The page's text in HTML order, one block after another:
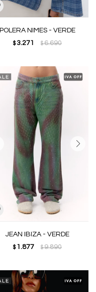
POLERA NIMES - VERDE
$ 3.271 $6.690
JEAN IBIZA - VERDE
$ 1.877 $9.890